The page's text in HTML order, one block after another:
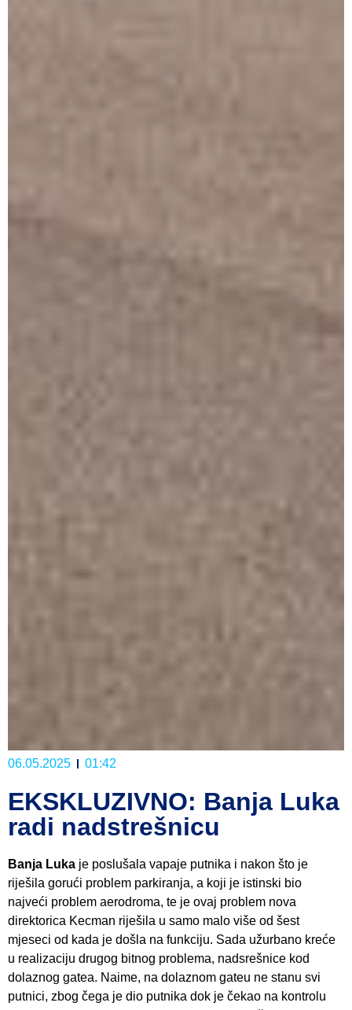
06.05.2025 01:42
EKSKLUZIVNO: Banja Luka
radi nadstrešnicu
Banja Luka je poslušala vapaje putnika i nakon što je
riješila gorući problem parkiranja, a koji je istinski bio
najveći problem aerodroma, te je ovaj problem nova
direktorica Kecman riješila u samo malo više od šest
mjeseci od kada je došla na funkciju. Sada užurbano kreće
u realizaciju drugog bitnog problema, nadsrešnice kod
dolaznog gatea. Naime, na dolaznom gateu ne stanu svi
putnici, zbog čega je dio putnika dok je čekao na kontrolu